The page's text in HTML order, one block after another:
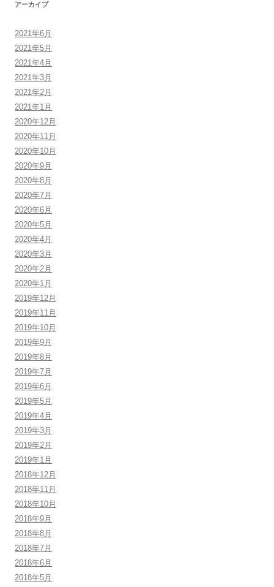
アーカイブ
2021年6月
2021年5月
2021年4月
2021年3月
2021年2月
2021年1月
2020年12月
2020年11月
2020年10月
2020年9月
2020年8月
2020年7月
2020年6月
2020年5月
2020年4月
2020年3月
2020年2月
2020年1月
2019年12月
2019年11月
2019年10月
2019年9月
2019年8月
2019年7月
2019年6月
2019年5月
2019年4月
2019年3月
2019年2月
2019年1月
2018年12月
2018年11月
2018年10月
2018年9月
2018年8月
2018年7月
2018年6月
2018年5月